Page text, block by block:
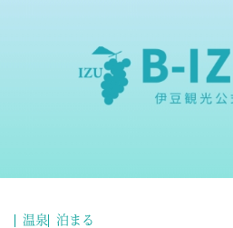
観光・体験
特集
温泉 泊まる